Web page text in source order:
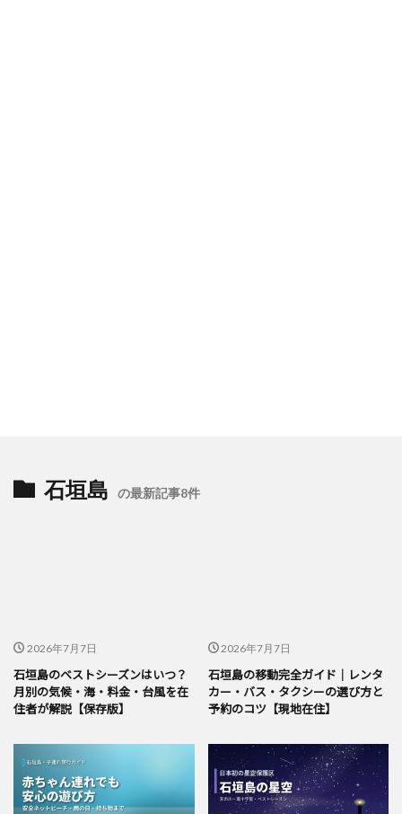
石垣島 の最新記事8件
2026年7月7日
石垣島のベストシーズンはいつ？
月別の気候・海・料金・台風を在
住者が解説【保存版】
2026年7月7日
石垣島の移動完全ガイド｜レンタ
カー・バス・タクシーの選び方と
予約のコツ【現地在住】